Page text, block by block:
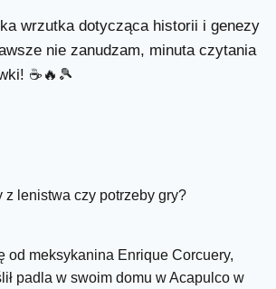
wrzutka dotycząca historii i genezy
nie zanudzam, minuta czytania
☕️🔥🎾
z lenistwa czy potrzeby gry?
od meksykanina Enrique Corcuery,
padla w swoim domu w Acapulco w